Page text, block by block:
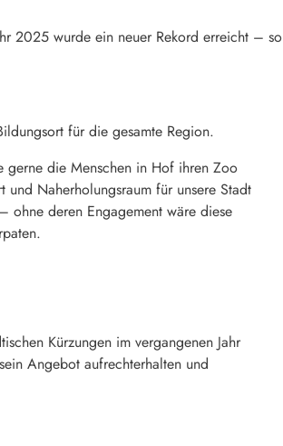
2025 wurde ein neuer Rekord erreicht – so
für die gesamte Region.
die Menschen in Hof ihren Zoo
Naherholungsraum für unsere Stadt
ohne deren Engagement wäre diese
Kürzungen im vergangenen Jahr
Angebot aufrechterhalten und